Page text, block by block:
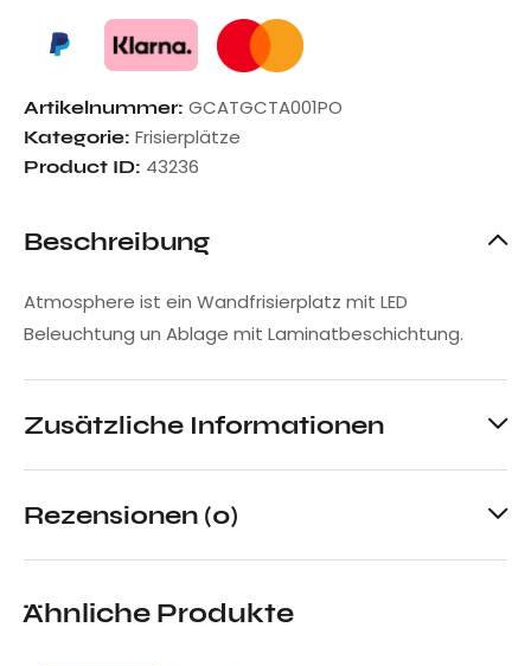
Artikelnummer: GCATGCTA001PO
Kategorie: Frisierplätze
Product ID: 43236
Beschreibung
Atmosphere ist ein Wandfrisierplatz mit LED
Beleuchtung un Ablage mit Laminatbeschichtung.
Zusätzliche Informationen
Rezensionen (0)
Ähnliche Produkte